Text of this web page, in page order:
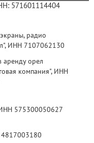
571601114404
ИНН 7107062130
компания", ИНН
575300050627